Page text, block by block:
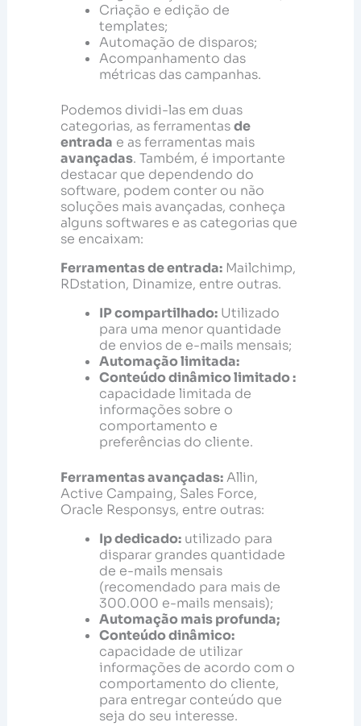
Criação e edição de
templates;
Automação de disparos;
Acompanhamento das
métricas das campanhas.
Podemos dividi-las em duas
categorias, as ferramentasde
entrada e as ferramentas mais
avançadas. Também, é importante
destacar que dependendo do
software, podem conter ou não
soluções mais avançadas, conheça
alguns softwares e as categorias que
se encaixam:
Ferramentas de entrada:Mailchimp,
RDstation, Dinamize, entre outras.
IP compartilhado:Utilizado
para uma menor quantidade
de envios de e-mails mensais;
Automação limitada:
Conteúdo dinâmico limitado :
capacidade limitada de
informações sobre o
comportamento e
preferências do cliente.
Ferramentas avançadas:Allin,
Active Campaing, Sales Force,
Oracle Responsys, entre outras:
Ip dedicado:utilizado para
disparar grandes quantidade
de e-mails mensais
(recomendado para mais de
300.000 e-mails mensais);
Automação mais profunda;
Conteúdo dinâmico:
capacidade de utilizar
informações de acordo com o
comportamento do cliente,
para entregar conteúdo que
seja do seu interesse.